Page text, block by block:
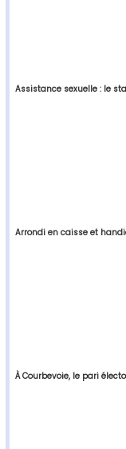
Assistance sexuelle : le
Arrondi en caisse et
À Courbevoie, le pari